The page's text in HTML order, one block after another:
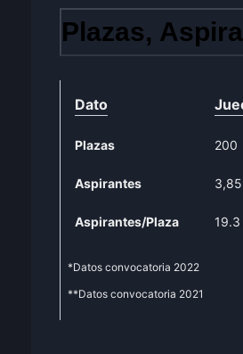
Plazas,
Dato
Plazas 200
Aspirantes
Aspirantes/Plaza 19.3
*Datos convocatoria 2022
**Datos convocatoria 2021